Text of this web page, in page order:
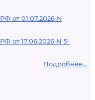
от 01.07.2026 N
от 17.06.2026 N 5-
Подробнее...